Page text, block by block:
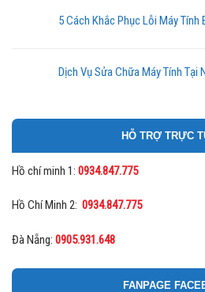
5 Cách Khắc Phục Lỗi Máy Tính
Dịch Vụ Sửa Chữa Máy Tính Tại
HỖ TRỢ TRỰC
Hồ chí minh 1: 0934.847.775
Hồ Chí Minh 2: 0934.847.775
Đà Nẵng: 0905.931.648
FANPAGE